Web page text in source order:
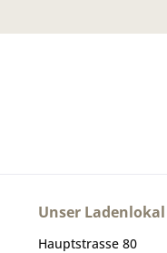
Unser Ladenlokal
Hauptstrasse 80